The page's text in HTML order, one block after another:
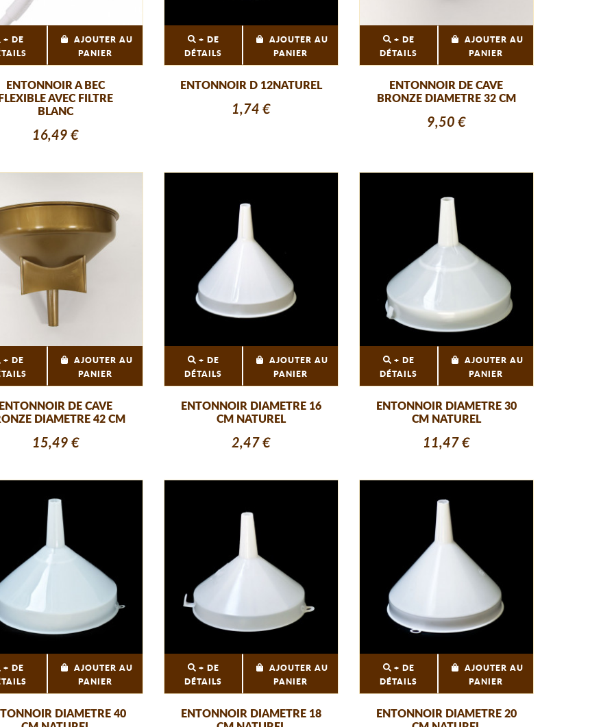
+ DE
AJOUTER AU
PANIER
ENTONNOIR A BEC
AVEC FILTRE
BLANC
16,49 €
+ DE
DÉTAILS
AJOUTER AU
PANIER
ENTONNOIR D 12NATUREL
1,74 €
+ DE
DÉTAILS
AJOUTER AU
PANIER
ENTONNOIR DE CAVE
BRONZE DIAMETRE 32 CM
9,50 €
+ DE
AJOUTER AU
PANIER
DE CAVE
DIAMETRE 42 CM
15,49 €
+ DE
DÉTAILS
AJOUTER AU
PANIER
ENTONNOIR DIAMETRE 16
CM NATUREL
2,47 €
+ DE
DÉTAILS
AJOUTER AU
PANIER
ENTONNOIR DIAMETRE 30
CM NATUREL
11,47 €
+ DE
AJOUTER AU
PANIER
DIAMETRE 40
+ DE
DÉTAILS
AJOUTER AU
PANIER
ENTONNOIR DIAMETRE 18
+ DE
DÉTAILS
AJOUTER AU
PANIER
ENTONNOIR DIAMETRE 20